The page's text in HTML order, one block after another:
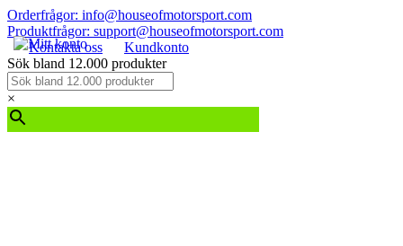
Orderfrågor: info@houseofmotorsport.com
Produktfrågor: support@houseofmotorsport.com
Kontakta oss
Kundkonto
Sök bland 12.000 produkter
×